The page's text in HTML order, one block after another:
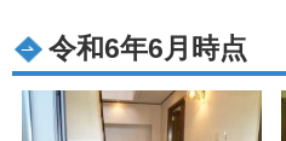
令和6年6月時点